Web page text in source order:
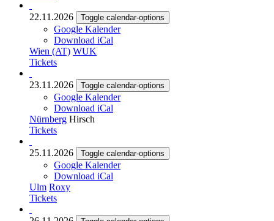
22.11.2026 Toggle calendar-options
Google Kalender
Download iCal
Wien (AT) WUK
Tickets
23.11.2026 Toggle calendar-options
Google Kalender
Download iCal
Nürnberg Hirsch
Tickets
25.11.2026 Toggle calendar-options
Google Kalender
Download iCal
Ulm Roxy
Tickets